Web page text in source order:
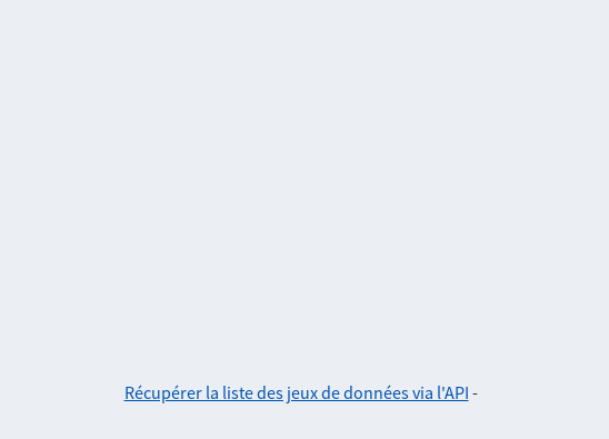
Récupérer la liste des jeux de données via l'API -